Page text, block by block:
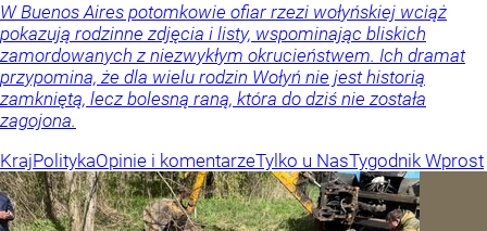
W Buenos Aires potomkowie ofiar rzezi wołyńskiej wciąż
pokazują rodzinne zdjęcia i listy, wspominając bliskich
zamordowanych z niezwykłym okrucieństwem. Ich dramat
przypomina, że dla wielu rodzin Wołyń nie jest historią
zamkniętą, lecz bolesną raną, która do dziś nie została
zagojona.
KrajPolitykaOpinie i komentarzeTylko u NasTygodnik Wprost